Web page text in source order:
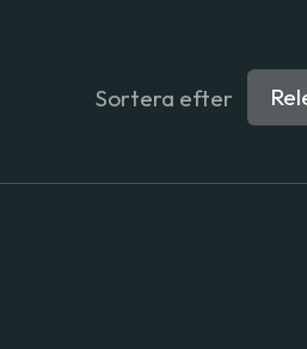
Sortera efter